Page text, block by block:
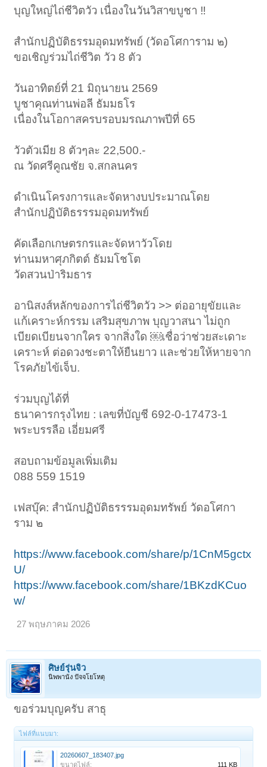
บุญใหญ่ไถ่ชีวิตวัว เนื่องในวันวิสาขบูชา ‼️
สำนักปฏิบัติธรรมอุดมทรัพย์ (วัดอโศการาม ๒)
ขอเชิญร่วมไถ่ชีวิต วัว 8 ตัว
วันอาทิตย์ที่ 21 มิถุนายน 2569
บูชาคุณท่านพ่อลี ธัมมธโร
เนื่องในโอกาสครบรอบมรณภาพปีที่ 65
วัวตัวเมีย 8 ตัวๆละ 22,500.-
ณ วัดศรีคูณชัย จ.สกลนคร
ดำเนินโครงการและจัดหางบประมาณโดย
สำนักปฏิบัติธรรรมอุดมทรัพย์
คัดเลือกเกษตรกรและจัดหาวัวโดย
ท่านมหาศุภกิตต์ ธัมมโชโต
วัดสวนป่าริมธาร
อานิสงส์หลักของการไถ่ชีวิตวัว >> ต่ออายุขัยและ
แก้เคราะห์กรรม เสริมสุขภาพ บุญวาสนา ไม่ถูก
เบียดเบียนจากใคร จากสิ่งใด ￼เชื่อว่าช่วยสะเดาะ
เคราะห์ ต่อดวงชะตาให้ยืนยาว และช่วยให้หายจาก
โรคภัยไข้เจ็บ.
ร่วมบุญได้ที่
ธนาคารกรุงไทย : เลขที่บัญชี 692-0-17473-1
พระบรรลือ เอี่ยมศรี
สอบถามข้อมูลเพิ่มเติม
088 559 1519
เฟสบุ๊ค: สำนักปฏิบัติธรรรมอุดมทรัพย์ วัดอโศกา
ราม ๒
https://www.facebook.com/share/p/1CnM5gctx
U/
https://www.facebook.com/share/1BKzdKCuo
w/
27 พฤษภาคม 2026
ศิษย์รุ่นจิ๋ว
นิพพานัง ปัจจโยโหตุ
ขอร่วมบุญครับ สาธุ
ไฟล์ที่แนบมา:
20260607_183407.jpg
ขนาดไฟล์:
111 KB